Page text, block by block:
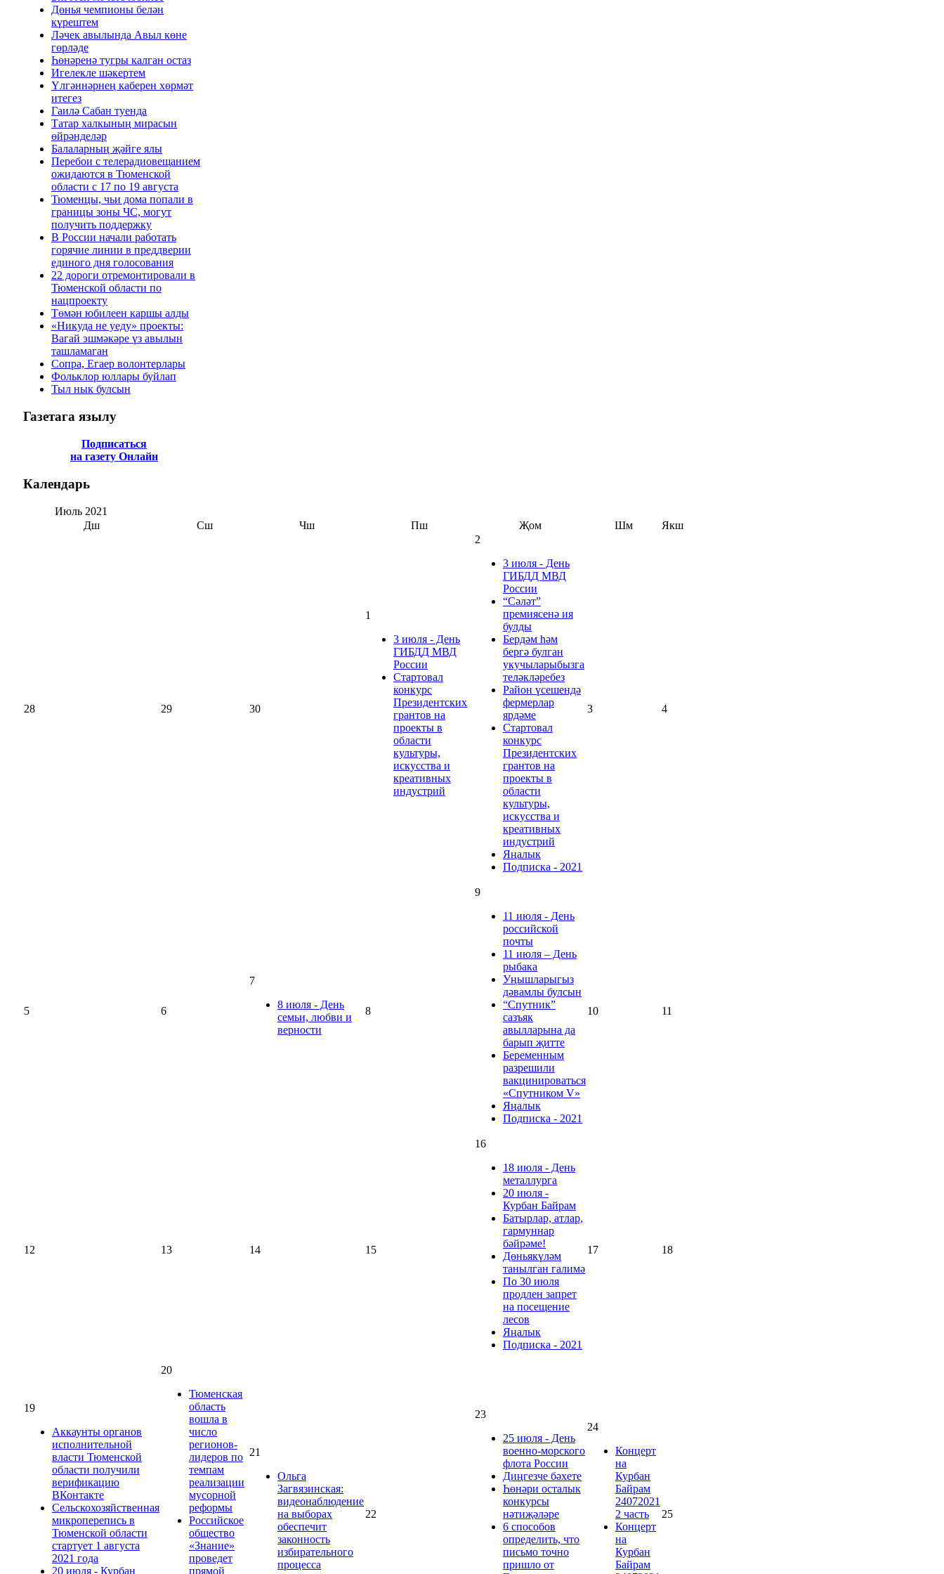
Дөнья чемпионы белән
күрештем
Ләчек авылында Авыл көне
гөрләде
Һөнәренә тугры калган остаз
Игелекле шәкертем
Үлгәннәрнең каберен хөрмәт
итегез
Гаилә Сабан туенда
Татар халкының мирасын
өйрәнделәр
Балаларның җәйге ялы
Перебои с телерадиовещанием
ожидаются в Тюменской
области с 17 по 19 августа
Тюменцы, чьи дома попали в
границы зоны ЧС, могут
получить поддержку
В России начали работать
горячие линии в преддверии
единого дня голосования
22 дороги отремонтировали в
Тюменской области по
нацпроекту
Төмән юбилеен каршы алды
«Никуда не уеду» проекты:
Вагай эшмәкәре үз авылын
ташламаган
Сопра, Егаер волонтерлары
Фольклор юллары буйлап
Тыл нык булсын
Газетага язылу
Подписаться
на газету Онлайн
Календарь
Июль 2021
Дш
Сш Чш Пш Җом Шм Якш
28 29 30
1
3 июля - День
ГИБДД МВД
России
Стартовал
конкурс
Президентских
грантов на
проекты в
области
культуры,
искусства и
креативных
индустрий
2
3 июля - День
ГИБДД МВД
России
“Сәләт”
премиясенә ия
булды
Бердәм һәм
бергә булган
укучыларыбызга
теләкләребез
Район үсешендә
фермерлар
ярдәме
Стартовал
конкурс
Президентских
грантов на
проекты в
области
культуры,
искусства и
креативных
индустрий
Яңалык
Подписка - 2021
3 4
5 6
7
8 июля - День
семьи, любви и
верности
8
9
11 июля - День
российской
почты
11 июля – День
рыбака
Уңышларыгыз
дәвамлы булсын
“Спутник”
сазъяк
авылларына да
барып җитте
Беременным
разрешили
вакцинироваться
«Спутником V»
Яңалык
Подписка - 2021
10 11
12 13 14 15
16
18 июля - День
металлурга
20 июля -
Курбан Байрам
Батырлар, атлар,
гармуннар
бәйрәме!
Дөньякүләм
танылган галимә
По 30 июля
продлен запрет
на посещение
лесов
Яңалык
Подписка - 2021
17 18
19
Аккаунты органов
исполнительной
власти Тюменской
области получили
верификацию
ВКонтакте
Сельскохозяйственная
микроперепись в
Тюменской области
стартует 1 августа
2021 года
20 июля - Курбан
20
Тюменская
область
вошла в
число
регионов-
лидеров по
темпам
реализации
мусорной
реформы
Российское
общество
«Знание»
проведет
прямой
21
Ольга
Загвязинская:
видеонаблюдение
на выборах
обеспечит
законность
избирательного
процесса
22
23
25 июля - День
военно-морского
флота России
Диңгезче бәхете
Һөнәри осталык
конкурсы
нәтиҗәләре
6 способов
определить, что
письмо точно
пришло от
24
Концерт
на
Курбан
Байрам
24072021
2 часть
Концерт
на
Курбан
Байрам
25